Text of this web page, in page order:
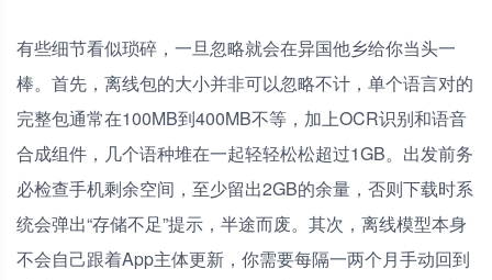
有些细节看似琐碎，一旦忽略就会在异国他乡给你当头一
棒。首先，离线包的大小并非可以忽略不计，单个语言对的
完整包通常在100MB到400MB不等，加上OCR识别和语音
合成组件，几个语种堆在一起轻轻松松超过1GB。出发前务
必检查手机剩余空间，至少留出2GB的余量，否则下载时系
统会弹出“存储不足”提示，半途而废。其次，离线模型本身
不会自己跟着App主体更新，你需要每隔一两个月手动回到